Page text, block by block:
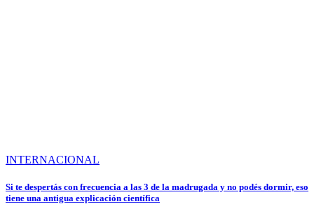
INTERNACIONAL
Si te despertás con frecuencia a las 3 de la madrugada y no podés dormir, eso
tiene una antigua explicación científica